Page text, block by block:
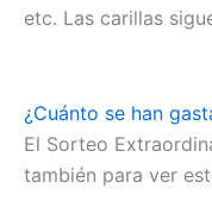
etc. Las carillas
¿Cuánto se han
El Sorteo
también para ver